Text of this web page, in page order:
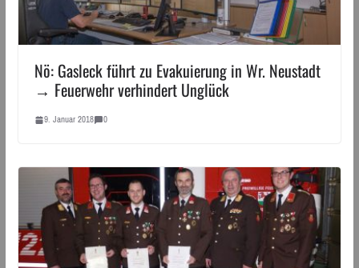
Nö: Gasleck führt zu Evakuierung in Wr. Neustadt
→ Feuerwehr verhindert Unglück
9. Januar 2018 0